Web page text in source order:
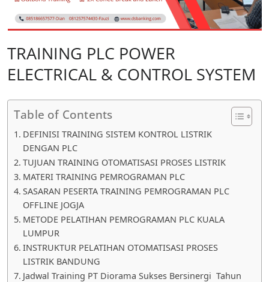
TRAINING PLC POWER
ELECTRICAL & CONTROL SYSTEM
Table of Contents
DEFINISI TRAINING SISTEM KONTROL LISTRIK
DENGAN PLC
TUJUAN TRAINING OTOMATISASI PROSES LISTRIK
MATERI TRAINING PEMROGRAMAN PLC
SASARAN PESERTA TRAINING PEMROGRAMAN PLC
OFFLINE JOGJA
METODE PELATIHAN PEMROGRAMAN PLC KUALA
LUMPUR
INSTRUKTUR PELATIHAN OTOMATISASI PROSES
LISTRIK BANDUNG
Jadwal Training PT Diorama Sukses Bersinergi Tahun